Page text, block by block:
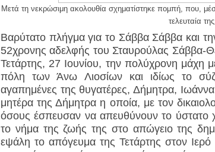
Mετά τη νεκρώσιμη ακολουθία σχηματίστηκε πομπή, που,
τελευταία
Βαρύτατο πλήγμα για το Σάββα Σάββα και
52χρονης αδελφής του Σταυρούλας Σάββα-
Τετάρτης, 27 Ιουνίου, την πολύχρονη μάχη
πόλη των Άνω Λιοσίων και ιδίως το
αγαπημένες της θυγατέρες, Δήμητρα,
μητέρα της Δήμητρα η οποία, με τον
όσους έσπευσαν να απευθύνουν το ύστατο
το νήμα της ζωής της στο απώγειο της
εψάλη το απόγευμα της Τετάρτης στον